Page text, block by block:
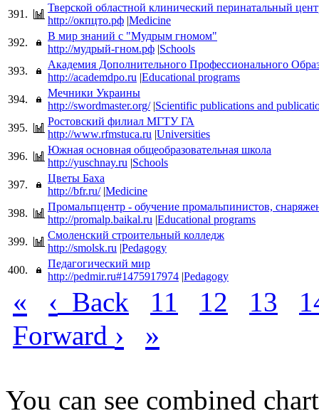
391.
Тверской областной клинический перинатальный
http://окпцто.рф |Medicine
392.
В мир знаний с "Мудрым гномом"
http://мудрый-гном.рф |Schools
393.
Академия Дополнительного Профессионального
http://academdpo.ru |Educational programs
394.
Мечники Украины
http://swordmaster.org/ |Scientific publications and
395.
Ростовский филиал МГТУ ГА
http://www.rfmstuca.ru |Universities
396.
Южная основная общеобразовательная школа
http://yuschnay.ru |Schools
397.
Цветы Баха
http://bfr.ru/ |Medicine
398.
Промальпцентр - обучение промальпинистов,
http://promalp.baikal.ru |Educational programs
399.
Смоленский строительный колледж
http://smolsk.ru |Pedagogy
400.
Педагогический мир
http://pedmir.ru#1475917974 |Pedagogy
« ‹ Back 11 12 13
Forward › »
You can see combined